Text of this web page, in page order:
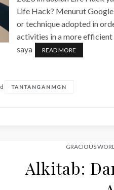
Life Hack? Menurut
or technique adopted in
activities in a more efficient
saya
READ MORE
TANTANGANMGN
GRACIOUS
Alkitab: